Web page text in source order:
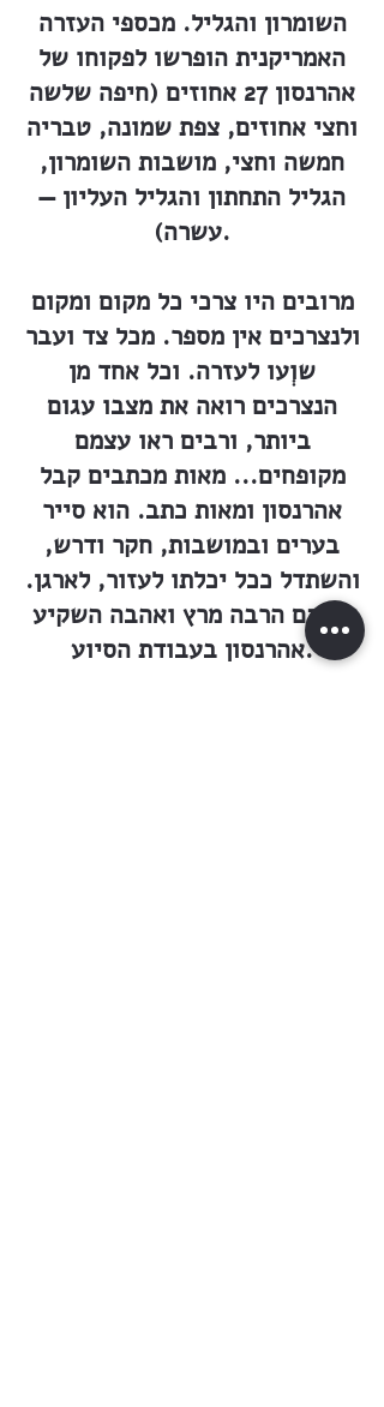
השומרון והגליל. מכספי העזרה
האמריקנית הופרשו לפקוחו של
אהרנסון 27 אחוזים (חיפה שלשה
וחצי אחוזים, צפת שמונה, טבריה
חמשה וחצי, מושבות השומרון,
הגליל התחתון והגליל העליון —
עשרה).
מרובים היו צרכי כל מקום ומקום
ולנצרכים אין מספר. מכל צד ועבר
שוְעו לעזרה. וכל אחד מן
הנצרכים רואה את מצבו עגום
ביותר, ורבים ראו עצמם
מקופחים... מאות מכתבים קבל
אהרנסון ומאות כתב. הוא סייר
בערים ובמושבות, חקר ודרש,
והשתדל ככל יכלתו לעזור, לארגן.
ואמנם הרבה מרץ ואהבה השקיע
אהרנסון בעבודת הסיוע.